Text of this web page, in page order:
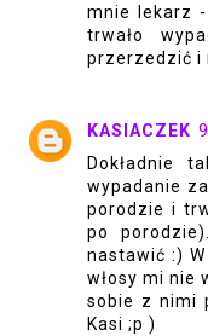
mnie lekarz
trwało
przerzedzić i
KASIACZEK
Dokładnie
wypadanie
porodzie i
po
nastawić :)
włosy mi nie
sobie z nimi
Kasi ;p )